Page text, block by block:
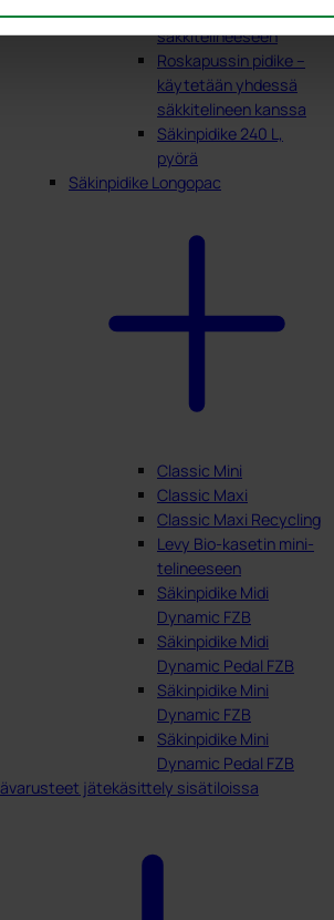
Kylttipidike A4 – sopii
säkkitelineeseen
Roskapussin pidike –
käytetään yhdessä
säkkitelineen kanssa
Säkinpidike 240 L,
pyörä
Säkinpidike Longopac
Classic Mini
Classic Maxi
Classic Maxi Recycling
Levy Bio-kasetin mini-
telineeseen
Säkinpidike Midi
Dynamic FZB
Säkinpidike Midi
Dynamic Pedal FZB
Säkinpidike Mini
Dynamic FZB
Säkinpidike Mini
Dynamic Pedal FZB
jätekäsittely sisätiloissa